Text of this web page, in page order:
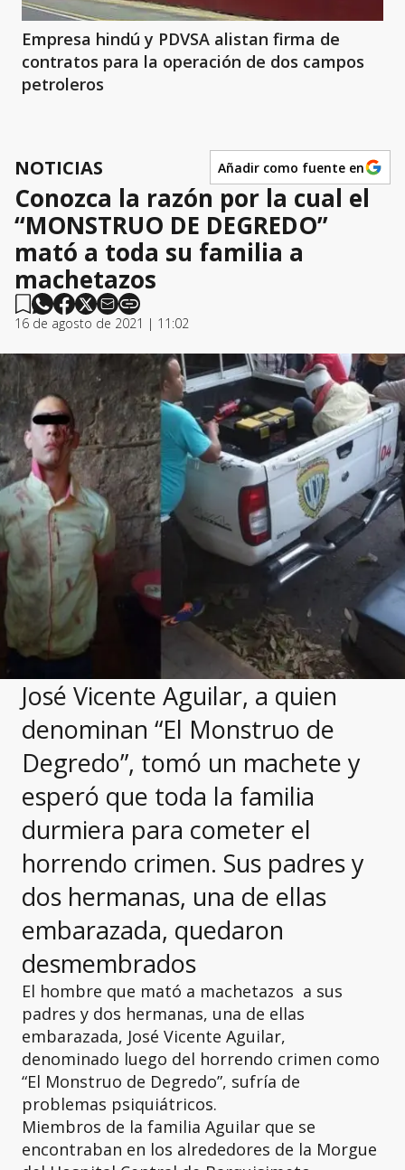
Empresa hindú y PDVSA alistan firma de
contratos para la operación de dos campos
petroleros
NOTICIAS Añadir como fuente en
Conozca la razón por la cual el
“MONSTRUO DE DEGREDO”
mató a toda su familia a
machetazos
16 de agosto de 2021 | 11:02
José Vicente Aguilar, a quien
denominan “El Monstruo de
Degredo”, tomó un machete y
esperó que toda la familia
durmiera para cometer el
horrendo crimen. Sus padres y
dos hermanas, una de ellas
embarazada, quedaron
desmembrados
El hombre que mató a machetazos a sus
padres y dos hermanas, una de ellas
embarazada, José Vicente Aguilar,
denominado luego del horrendo crimen como
“El Monstruo de Degredo”, sufría de
problemas psiquiátricos.
Miembros de la familia Aguilar que se
encontraban en los alrededores de la Morgue